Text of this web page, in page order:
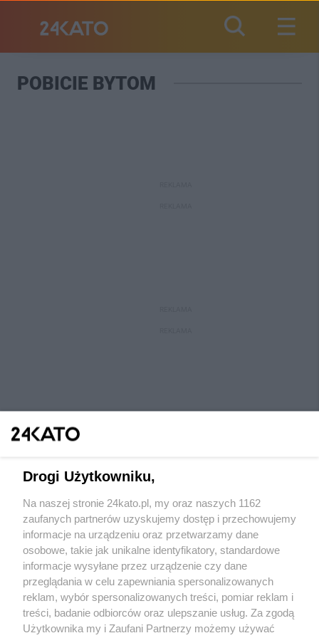
POBICIE BYTOM
Wydawca mediów lokalnych
Nie zapomnij
zapoznać się z:
polityką prywatności regulamin korzystania z portali
Twojemiasto Skontaktuj sięz nami
Drogi Użytkowniku,
Na naszej stronie 24kato.pl, my oraz naszych 1162
zaufanych partnerów uzyskujemy dostęp i przechowujemy
informacje na urządzeniu oraz przetwarzamy dane
osobowe, takie jak unikalne identyfikatory, standardowe
informacje wysyłane przez urządzenie czy dane
przeglądania w celu zapewniania spersonalizowanych
reklam, wybór spersonalizowanych treści, pomiar reklam i
treści, badanie odbiorców oraz ulepszanie usług. Za zgodą
Użytkownika my i Zaufani Partnerzy możemy używać